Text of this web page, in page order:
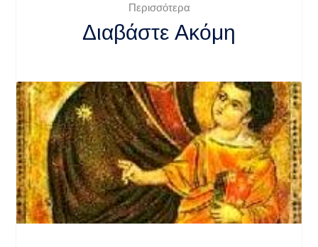
Περισσότερα
Διαβάστε Ακόμη